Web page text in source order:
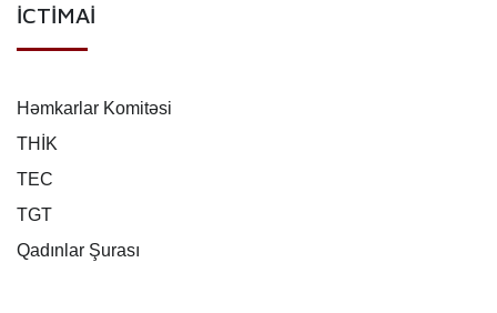
İCTİMAİ
Həmkarlar Komitəsi
THİK
TEC
TGT
Qadınlar Şurası